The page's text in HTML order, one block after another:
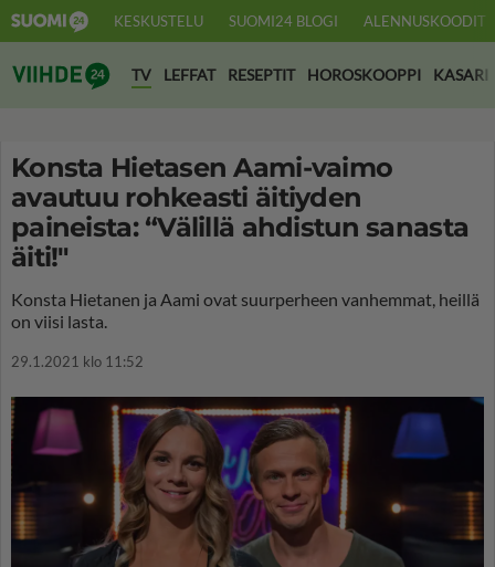
KESKUSTELU SUOMI24 BLOGI ALENNUSKOODIT
Suomi24 Viihde
TV LEFFAT RESEPTIT HOROSKOOPPI KASARI
Konsta Hietasen Aami-vaimo
avautuu rohkeasti äitiyden
paineista: “Välillä ahdistun sanasta
äiti!"
Konsta Hietanen ja Aami ovat suurperheen vanhemmat, heillä
on viisi lasta.
29.1.2021 klo 11:52